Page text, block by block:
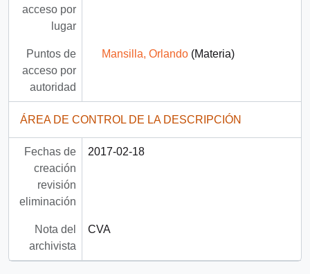
acceso por
lugar
Puntos de
acceso por
autoridad
Mansilla, Orlando(Materia)
ÁREA DE CONTROL DE LA DESCRIPCIÓN
Fechas de
creación
revisión
eliminación
2017-02-18
Nota del
archivista
CVA